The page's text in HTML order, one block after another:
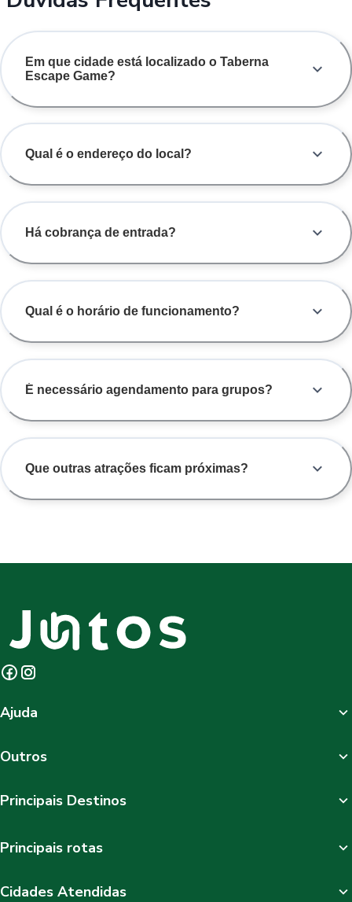
Em que cidade está localizado o Taberna
Escape Game?
Qual é o endereço do local?
Há cobrança de entrada?
Qual é o horário de funcionamento?
É necessário agendamento para grupos?
Que outras atrações ficam próximas?
Ajuda
Outros
Principais Destinos
Principais rotas
Cidades Atendidas